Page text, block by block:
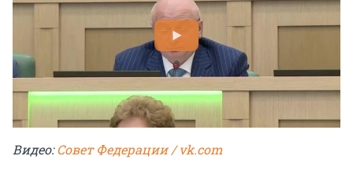
Видео:Совет Федерации / vk.com